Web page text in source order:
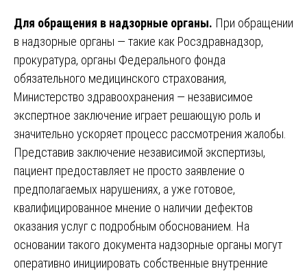
Для обращения в надзорные органы. При обращении
в надзорные органы — такие как Росздравнадзор,
прокуратура, органы Федерального фонда
обязательного медицинского страхования,
Министерство здравоохранения — независимое
экспертное заключение играет решающую роль и
значительно ускоряет процесс рассмотрения жалобы.
Представив заключение независимой экспертизы,
пациент предоставляет не просто заявление о
предполагаемых нарушениях, а уже готовое,
квалифицированное мнение о наличии дефектов
оказания услуг с подробным обоснованием. На
основании такого документа надзорные органы могут
оперативно инициировать собственные внутренние